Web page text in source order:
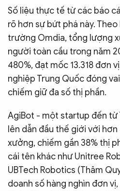
Số liệu thực tế từ các báo
rõ hơn sự bứt phá này.
trường Omdia, tổng lượng
người toàn cầu trong năm
480%, đạt mốc 13.318 đơn
nghiệp Trung Quốc đóng
chiếm giữ đa số thị phần.
AgiBot - một startup đến từ
lên dẫn đầu thế giới với
xưởng, chiếm gần 38% thị
cái tên khác như Unitree
UBTech Robotics (Thâm
doanh số hàng nghìn đơn